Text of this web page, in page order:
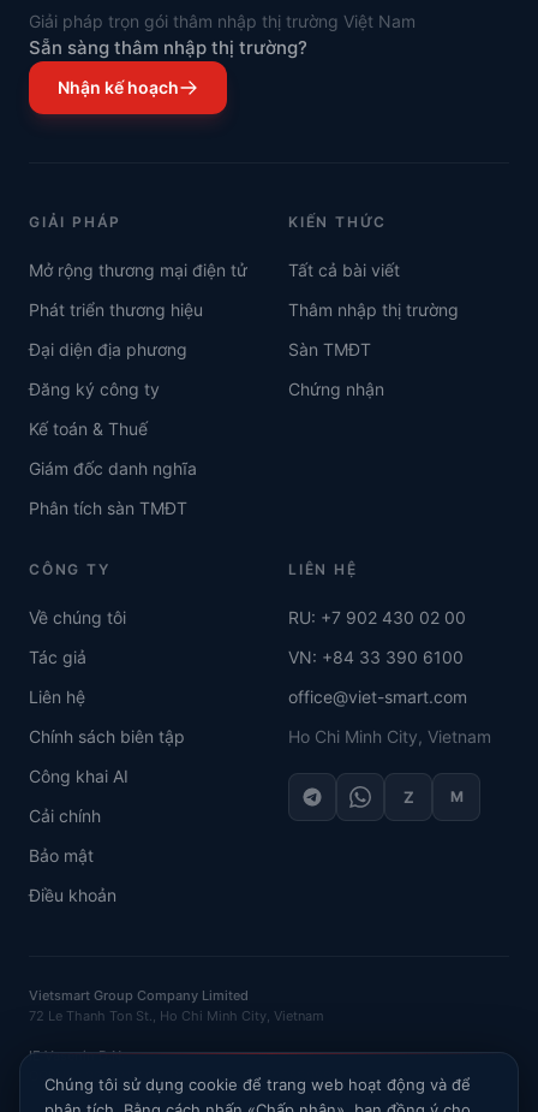
Giải pháp trọn gói thâm nhập thị trường Việt Nam
Sẵn sàng thâm nhập thị trường?
Nhận kế hoạch
GIẢI PHÁP
Mở rộng thương mại điện tử
Phát triển thương hiệu
Đại diện địa phương
Đăng ký công ty
Kế toán & Thuế
Giám đốc danh nghĩa
Phân tích sàn TMĐT
KIẾN THỨC
Tất cả bài viết
Thâm nhập thị trường
Sàn TMĐT
Chứng nhận
CÔNG TY
Về chúng tôi
Tác giả
Liên hệ
Chính sách biên tập
Công khai AI
Cải chính
Bảo mật
Điều khoản
LIÊN HỆ
RU: +7 902 430 02 00
VN: +84 33 390 6100
office@viet-smart.com
Ho Chi Minh City, Vietnam
Z M
Vietsmart Group Company Limited
72 Le Thanh Ton St., Ho Chi Minh City, Vietnam
IE Vasenin D.N.
OGRNIP
: 320121500016132 · INN : 120702520581
Chúng tôi sử dụng cookie để trang web hoạt động và để